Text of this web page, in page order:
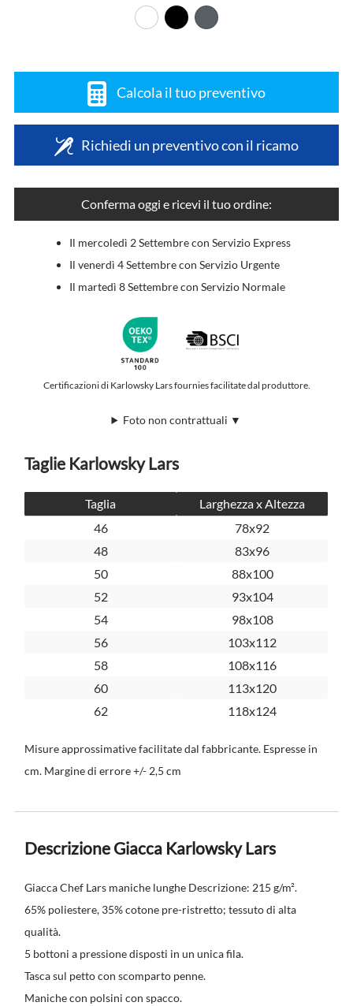
Calcola il tuo preventivo
Richiedi un preventivo con il ricamo
Conferma oggi e ricevi il tuo ordine:
Il mercoledì 2 Settembre con Servizio Express
Il venerdì 4 Settembre con Servizio Urgente
Il martedì 8 Settembre con Servizio Normale
Certificazioni di Karlowsky Lars fournies facilitate dal produttore.
Foto non contrattuali ▼
Taglie Karlowsky Lars
Taglia
Larghezza x Altezza
46
78x92
48
83x96
50
88x100
52
93x104
54
98x108
56
103x112
58
108x116
60
113x120
62
118x124
Misure approssimative facilitate dal fabbricante. Espresse in
cm. Margine di errore +/- 2,5 cm
Descrizione Giacca Karlowsky Lars
Giacca Chef Lars maniche lunghe Descrizione: 215 g/m².
65% poliestere, 35% cotone pre-ristretto; tessuto di alta
qualità.
5 bottoni a pressione disposti in un unica fila.
Tasca sul petto con scomparto penne.
Maniche con polsini con spacco.